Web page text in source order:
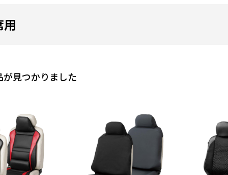
用
が見つかりました